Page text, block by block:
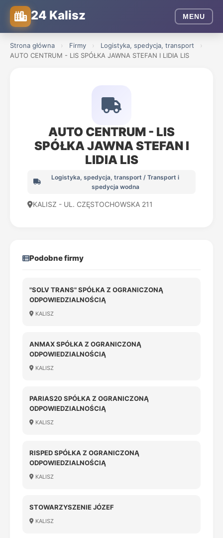
24 Kalisz MENU
Strona główna › Firmy › Logistyka, spedycja, transport
›
AUTO CENTRUM - LIS SPÓŁKA JAWNA STEFAN I LIDIA LIS
AUTO CENTRUM - LIS
SPÓŁKA JAWNA STEFAN I
LIDIA LIS
Logistyka, spedycja, transport / Transport i
spedycja wodna
KALISZ - UL. CZĘSTOCHOWSKA 211
Podobne firmy
"SOLV TRANS" SPÓŁKA Z OGRANICZONĄ
ODPOWIEDZIALNOŚCIĄ
KALISZ
ANMAX SPÓŁKA Z OGRANICZONĄ
ODPOWIEDZIALNOŚCIĄ
KALISZ
PARIAS20 SPÓŁKA Z OGRANICZONĄ
ODPOWIEDZIALNOŚCIĄ
KALISZ
RISPED SPÓŁKA Z OGRANICZONĄ
ODPOWIEDZIALNOŚCIĄ
KALISZ
STOWARZYSZENIE JÓZEF
KALISZ